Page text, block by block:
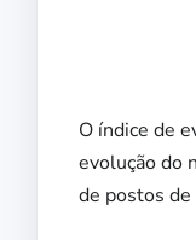
O índice de
evolução do
de postos